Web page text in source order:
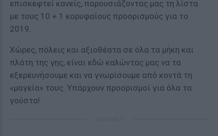
επισκεφτεί κανείς, παρουσιάζοντας μας τη λίστα
με τους 10 + 1 κορυφαίους προορισμούς για το
2019.
Χώρες, πόλεις και αξιοθέατα σε όλα τα μήκη και
πλάτη της γης, είναι εδώ καλώντας μας να τα
εξερευνήσουμε και να γνωρίσουμε από κοντά τη
«μαγεία» τους. Υπάρχουν προορισμοί για όλα τα
γούστα!